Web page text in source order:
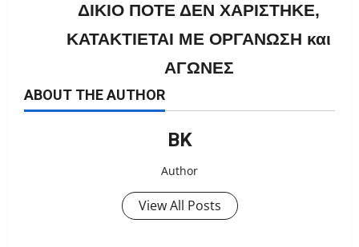
ΔΙΚΙΟ ΠΟΤΕ ΔΕΝ ΧΑΡΙΣΤΗΚΕ,
ΚΑΤΑΚΤΙΕΤΑΙ ΜΕ ΟΡΓΑΝΩΣΗ και
ΑΓΩΝΕΣ
ABOUT THE AUTHOR
ΒΚ
Author
View All Posts